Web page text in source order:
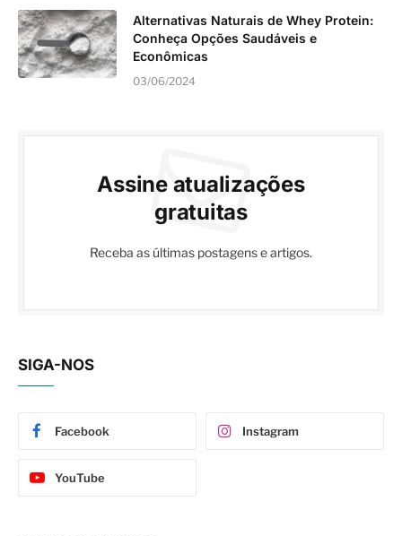
Alternativas Naturais de Whey Protein:
Conheça Opções Saudáveis e
Econômicas
03/06/2024
Assine atualizações
gratuitas
Receba as últimas postagens e artigos.
SIGA-NOS
Facebook Instagram
YouTube